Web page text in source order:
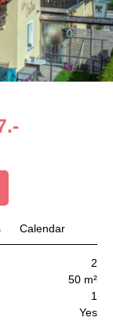
Calendar
2
50 m²
1
Yes